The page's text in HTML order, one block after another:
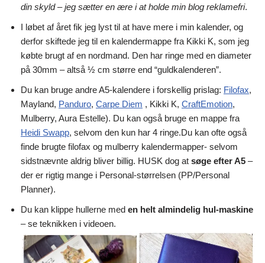
din skyld – jeg sætter en ære i at holde min blog reklamefri.
I løbet af året fik jeg lyst til at have mere i min kalender, og
derfor skiftede jeg til en kalendermappe fra Kikki K, som jeg
købte brugt af en nordmand. Den har ringe med en diameter
på 30mm – altså ½ cm større end “guldkalenderen”.
Du kan bruge andre A5-kalendere i forskellig prislag: Filofax,
Mayland, Panduro, Carpe Diem , Kikki K, CraftEmotion,
Mulberry, Aura Estelle). Du kan også bruge en mappe fra
Heidi Swapp, selvom den kun har 4 ringe.Du kan ofte også
finde brugte filofax og mulberry kalendermapper- selvom
sidstnævnte aldrig bliver billig. HUSK dog at søge efter A5 –
der er rigtig mange i Personal-størrelsen (PP/Personal
Planner).
Du kan klippe hullerne med en helt almindelig hul-maskine
– se teknikken i videoen.